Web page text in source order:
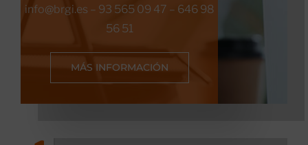
info@brgi.es – 93 565 09 47 – 646 98
56 51
MÁS INFORMACIÓN